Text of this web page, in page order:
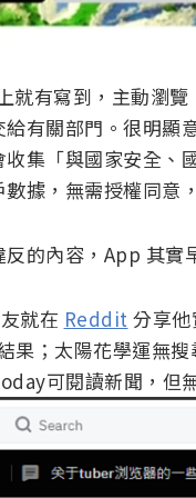
就有寫到，主動瀏
有關部門。很明
集「與國家安全、
據，無需授權同意
的內容，App 其
就在 Reddit 分享
果；太陽花學運無
可閱讀新聞，但